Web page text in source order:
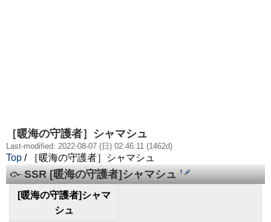
［暖海の守護者］シャマシュ
Last-modified: 2022-08-07 (日) 02:46:11 (1462d)
Top / ［暖海の守護者］シャマシュ
SSR [暖海の守護者]シャマシュ†
[暖海の守護者]シャマ
シュ